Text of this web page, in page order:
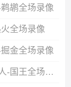
鹕全场录像
全场录像
金全场录像
07月16日NBA夏季联赛凯尔特人-国王全场录像